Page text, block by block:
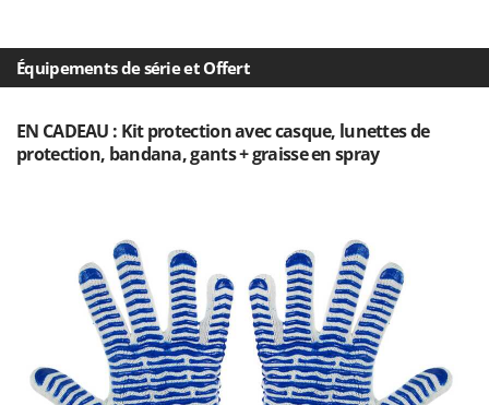
P
Palazzetti
Partisani
Paterlini
Prismafood
R.G.V.
Reber
Équipements de série et Offert
EN CADEAU : Kit protection avec casque, lunettes de
protection, bandana, gants + graisse en spray